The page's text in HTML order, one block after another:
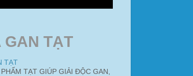
GAN TẠT
TẠT GIÚP GIẢI ĐỘC GAN,